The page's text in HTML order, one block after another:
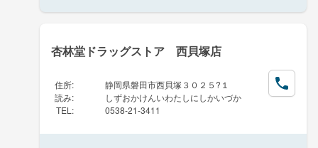
杏林堂ドラッグストア 西貝塚店
住所:
静岡県磐田市西貝塚３０２５?１
読み:
しずおかけんいわたしにしかいづか
TEL : 0538-21-3411